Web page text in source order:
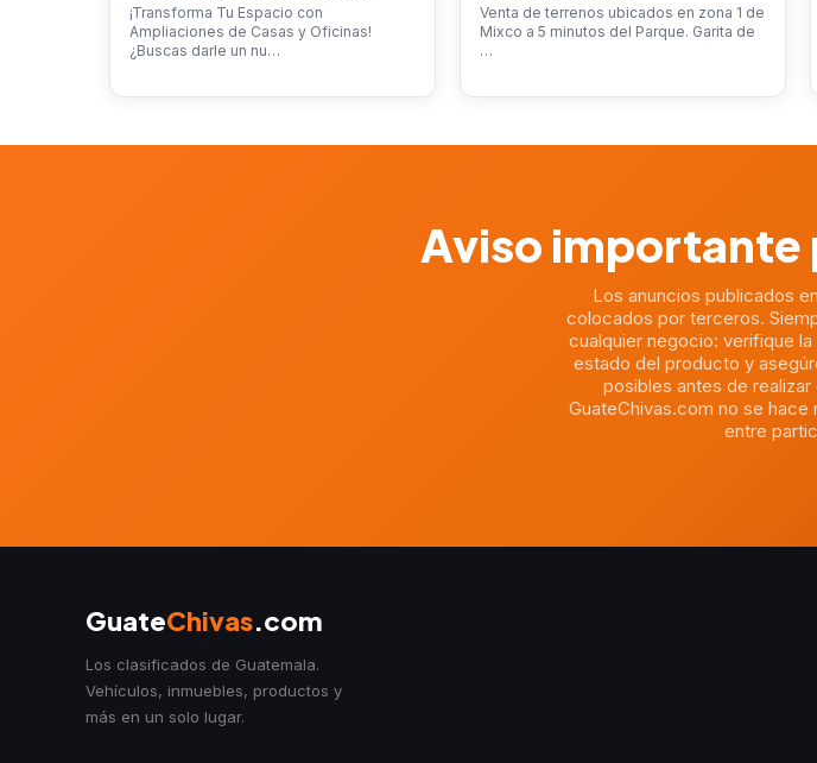
¡Transforma Tu Espacio con
Ampliaciones de Casas y Oficinas!
¿Buscas darle un nu…
Venta de terrenos ubicados en zona 1 de
Mixco a 5 minutos del Parque. Garita de
…
Aviso importante
Los anuncios publicados
colocados por terceros.
cualquier negocio: verifique
estado del producto y
posibles antes de
GuateChivas.com no se
entre
GuateChivas.com
Los clasificados de Guatemala.
Vehículos, inmuebles, productos y
más en un solo lugar.